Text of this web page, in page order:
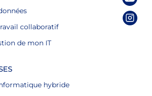
collaboratif
de mon IT
hybride